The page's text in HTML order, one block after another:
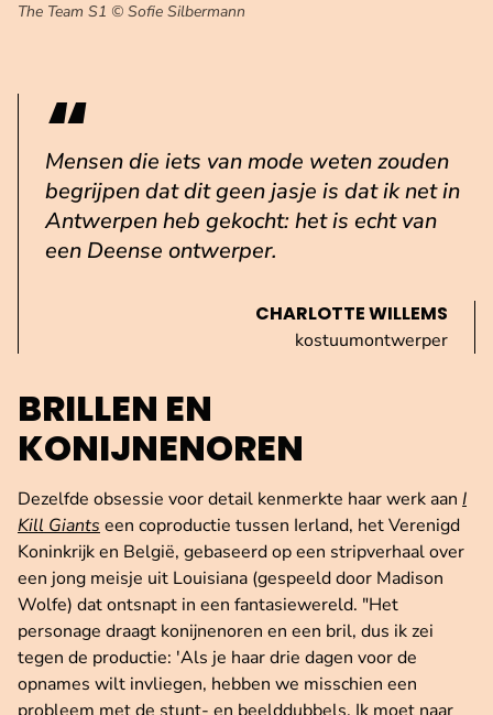
The Team S1 © Sofie Silbermann
Mensen die iets van mode weten zouden
begrijpen dat dit geen jasje is dat ik net in
Antwerpen heb gekocht: het is echt van
een Deense ontwerper.
CHARLOTTE WILLEMS
kostuumontwerper
BRILLEN EN
KONIJNENOREN
Dezelfde obsessie voor detail kenmerkte haar werk aan I
Kill Giants een coproductie tussen Ierland, het Verenigd
Koninkrijk en België, gebaseerd op een stripverhaal over
een jong meisje uit Louisiana (gespeeld door Madison
Wolfe) dat ontsnapt in een fantasiewereld. "Het
personage draagt konijnenoren en een bril, dus ik zei
tegen de productie: 'Als je haar drie dagen voor de
opnames wilt invliegen, hebben we misschien een